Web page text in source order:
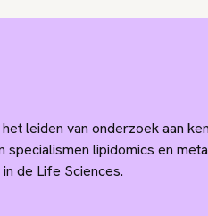
leiden van onderzoek aan
specialismen lipidomics en
de Life Sciences.